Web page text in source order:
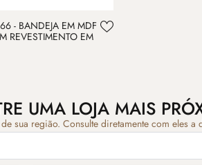
- BANDEJA EM MDF
REVESTIMENTO EM
UMA LOJA MAIS
sua região. Consulte diretamente com eles